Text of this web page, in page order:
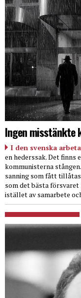
Ingen misstänkte
I den svenska
en hederssak. Det finns
kommunisterna
sanning som fått
som det bästa
istället av samarbete